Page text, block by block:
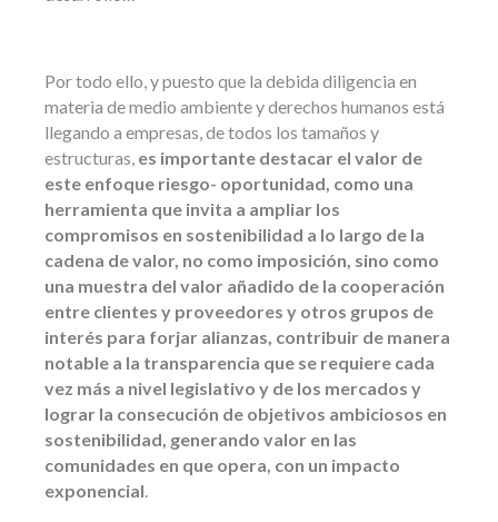
Por todo ello, y puesto que la debida diligencia en
materia de medio ambiente y derechos humanos está
llegando a empresas, de todos los tamaños y
estructuras, es importante destacar el valor de
este enfoque riesgo- oportunidad, como una
herramienta que invita a ampliar los
compromisos en sostenibilidad a lo largo de la
cadena de valor, no como imposición, sino como
una muestra del valor añadido de la cooperación
entre clientes y proveedores y otros grupos de
interés para forjar alianzas, contribuir de manera
notable a la transparencia que se requiere cada
vez más a nivel legislativo y de los mercados y
lograr la consecución de objetivos ambiciosos en
sostenibilidad, generando valor en las
comunidades en que opera, con un impacto
exponencial